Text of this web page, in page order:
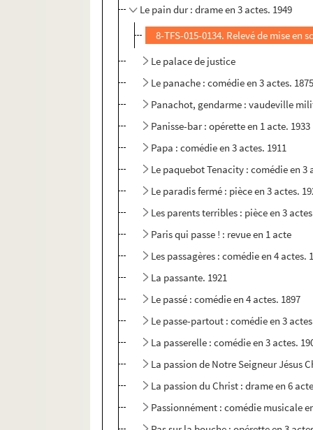
Le pain dur : drame en 3 actes. 1949
8-TFS-015-0134. Relevé de mise en
Le palace de justice
Le panache : comédie en 3 actes.
Panachot, gendarme : vaudeville
Panisse-bar : opérette en 1 acte. 1933
Papa : comédie en 3 actes. 1911
Le paquebot Tenacity : comédie en 3
Le paradis fermé : pièce en 3 actes.
Les parents terribles : pièce en 3
Paris qui passe ! : revue en 1 acte
Les passagères : comédie en 4 actes.
La passante. 1921
Le passé : comédie en 4 actes. 1897
Le passe-partout : comédie en 3
La passerelle : comédie en 3 actes.
La passion de Notre Seigneur Jésus
La passion du Christ : drame en 6
Passionnément : comédie musicale